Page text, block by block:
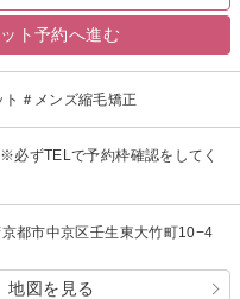
ト予約へ進む
＃メンズ縮毛矯正
必ずTELで予約枠確認をしてく
都市中京区壬生東大竹町10−4
地図を見る